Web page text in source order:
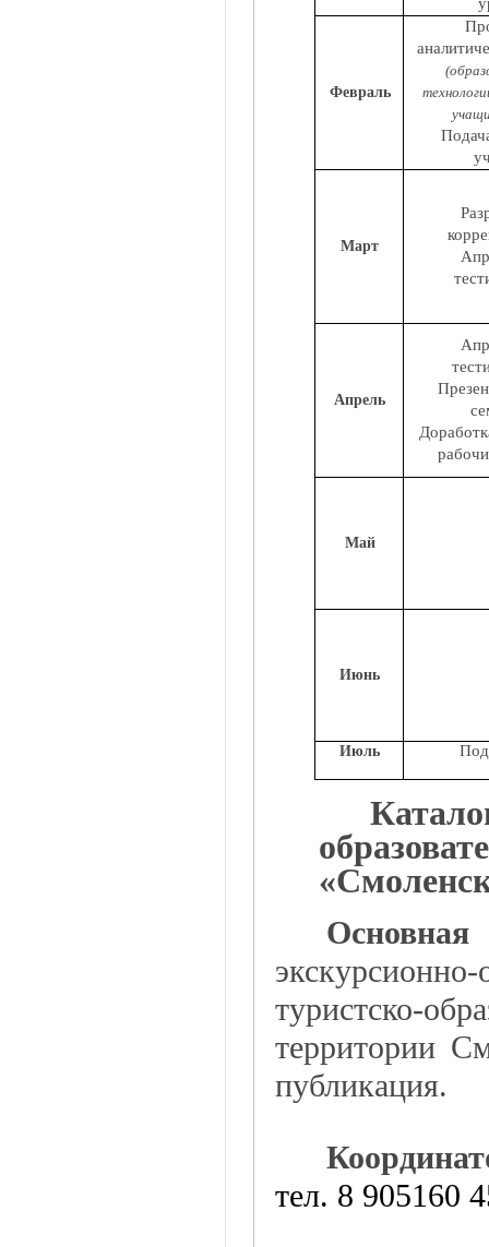
Февраль
Март
Апрель
Май
Июнь
Июль
туристско-
территории
публикация.
тел. 8 905160